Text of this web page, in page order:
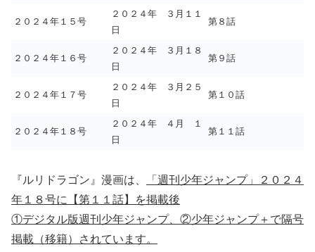
２０２４年１５号
２０２４年 ３月１１
日
第８話
２０２４年１６号
２０２４年 ３月１８
日
第９話
２０２４年１７号
２０２４年 ３月２５
日
第１０話
２０２４年１８号
２０２４年 ４月 １
日
第１１話
『ルリドラゴン』漫画は、
「週刊少年ジャンプ」２０２４
年１８号に【第１１話】を掲載後
①デジタル版週刊少年ジャンプ、②少年ジャンプ＋で隔号
掲載（移籍）されています。